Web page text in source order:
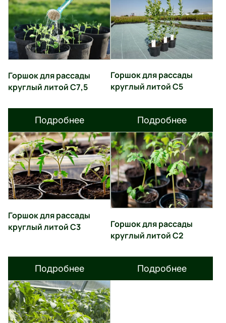
Горшок для рассады
круглый литой С7,5
Подробнее
Горшок для рассады
круглый литой С5
Подробнее
Горшок для рассады
круглый литой С3
Подробнее
Горшок для рассады
круглый литой С2
Подробнее